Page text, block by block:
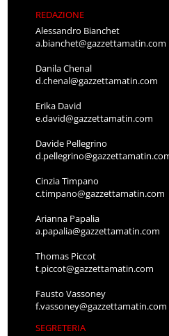
REDAZIONE
Alessandro Bianchet
a.bianchet@gazzettamatin.com
Danila Chenal
d.chenal@gazzettamatin.com
Erika David
e.david@gazzettamatin.com
Davide Pellegrino
Cinzia Timpano
c.timpano@gazzettamatin.com
Arianna Papalia
a.papalia@gazzettamatin.com
Thomas Piccot
t.piccot@gazzettamatin.com
Fausto Vassoney
f.vassoney@gazzettamatin.com
SEGRETERIA